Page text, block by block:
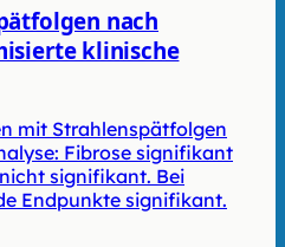
nach
klinische
mit Strahlenspätfolgen
Fibrose signifikant
signifikant. Bei
Endpunkte signifikant.